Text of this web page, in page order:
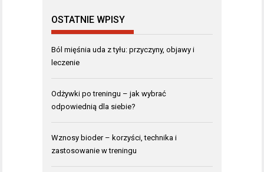
OSTATNIE WPISY
Ból mięśnia uda z tyłu: przyczyny, objawy i
leczenie
Odżywki po treningu – jak wybrać
odpowiednią dla siebie?
Wznosy bioder – korzyści, technika i
zastosowanie w treningu